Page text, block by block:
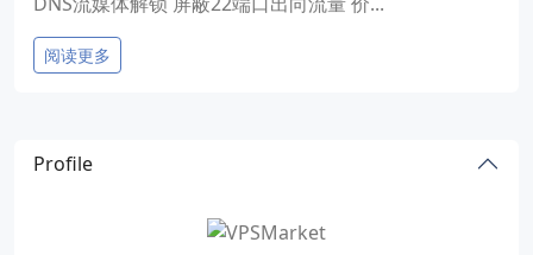
阅读更多
Profile